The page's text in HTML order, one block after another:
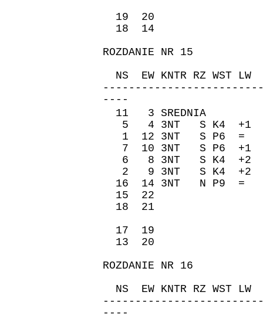
19 20 -110
18 14 50
ROZDANIE NR 15
NS EW KNTR RZ WST
----
11 3 SREDNIA
5 4 3NT S K4
1 12 3NT S P6
7 10 3NT S P6
6 8 3NT S K4
2 9 3NT S K4
16 14 3NT N P9
15 22 600
18 21 630
17 19 600
13 20 660
ROZDANIE NR 16
NS EW KNTR RZ WST
----